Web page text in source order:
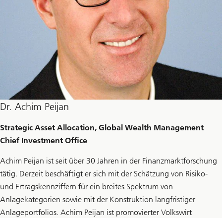
Dr. Achim Peijan
Strategic Asset Allocation, Global Wealth Management
Chief Investment Office
Achim Peijan ist seit über 30 Jahren in der Finanzmarktforschung
tätig. Derzeit beschäftigt er sich mit der Schätzung von Risiko-
und Ertragskennziffern für ein breites Spektrum von
Anlagekategorien sowie mit der Konstruktion langfristiger
Anlageportfolios. Achim Peijan ist promovierter Volkswirt